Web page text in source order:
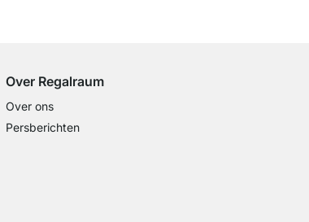
Over Regalraum
Over ons
Persberichten